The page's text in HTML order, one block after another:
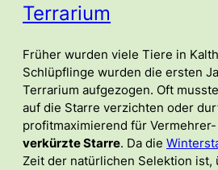
Terrarium
Früher wurden viele Tiere in
Schlüpflinge wurden die ersten
Terrarium aufgezogen. Oft
auf die Starre verzichten oder
profitmaximierend für
verkürzte Starre. Da die
Zeit der natürlichen Selektion ist,